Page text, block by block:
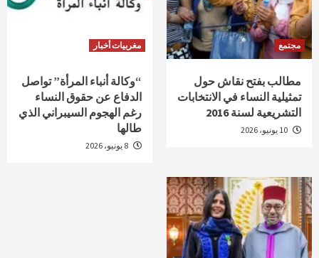
مجتمع
مطالب بفتح نقاش حول
تمثيلية النساء في الانتخابات
التشريعية لسنة 2016
مغربيات أخبار
“وكالة أنباء المرأة” تواصل
الدفاع عن حقوق النساء
رغم الهجوم السيبراني الذي
طالها